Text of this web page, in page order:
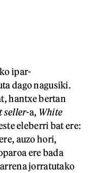
ipar-
dago nagusiki.
hantxe bertan
seller-a, White
eleberri bat ere:
auzo hori,
ere bada
jorratutako